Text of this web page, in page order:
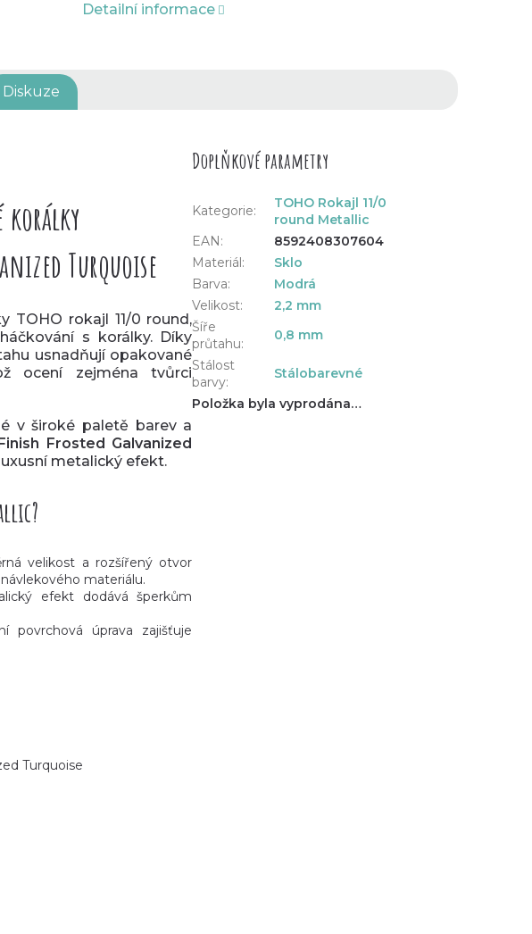
Detailní informace
Diskuze
korálky
Turquoise
TOHO rokajl 11/0 round,
s korálky. Díky
usnadňují opakované
ocení zejména tvůrci
v široké paletě barev a
Frosted Galvanized
metalický efekt.
?
velikost a rozšířený otvor
materiálu.
efekt dodává šperkům
povrchová úprava zajišťuje
Turquoise
Doplňkové parametry
Kategorie:
TOHO Rokajl 11/0
round Metallic
EAN:
8592408307604
Materiál:
Sklo
Barva:
Modrá
Velikost:
2,2 mm
Šíře
průtahu:
0,8 mm
Stálost
barvy:
Stálobarevné
Položka byla vyprodána…